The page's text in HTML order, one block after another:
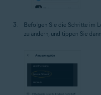
Befolgen Sie die Schritte im
zu ändern, und tippen Sie